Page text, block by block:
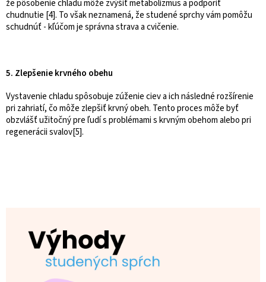
že pôsobenie chladu môže zvýšiť metabolizmus a podporiť
chudnutie [4]. To však neznamená, že studené sprchy vám pomôžu
schudnúť - kľúčom je správna strava a cvičenie.
5. Zlepšenie krvného obehu
Vystavenie chladu spôsobuje zúženie ciev a ich následné rozšírenie
pri zahriatí, čo môže zlepšiť krvný obeh. Tento proces môže byť
obzvlášť užitočný pre ľudí s problémami s krvným obehom alebo pri
regenerácii svalov[5].